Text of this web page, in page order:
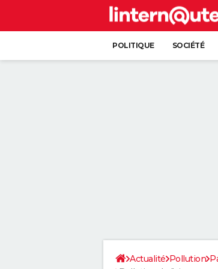
POLITIQUE SOCIÉTÉ
Actualité Pollution